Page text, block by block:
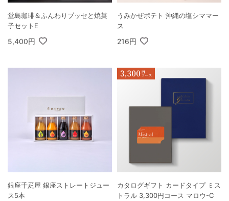
堂島珈琲＆ふんわりブッセと焼菓
子セットE
5,400円
うみかぜポテト 沖縄の塩シママー
ス
216円
銀座千疋屋 銀座ストレートジュー
ス5本
カタログギフト カードタイプ ミス
トラル 3,300円コース マロウ-C